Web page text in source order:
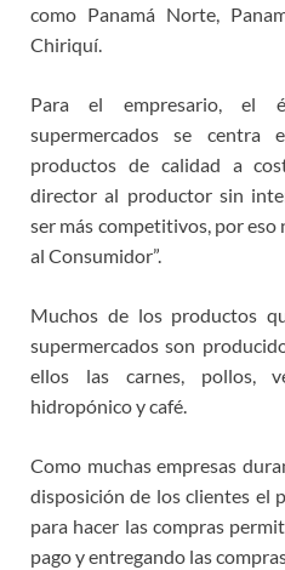
como Panamá Norte,
Chiriquí.
Para el empresario, el
supermercados se
productos de calidad a
director al productor sin
ser más competitivos, por
al Consumidor”.
Muchos de los productos
supermercados son
ellos las carnes, pollos,
hidropónico y café.
Como muchas empresas
disposición de los clientes el
para hacer las compras
pago y entregando las